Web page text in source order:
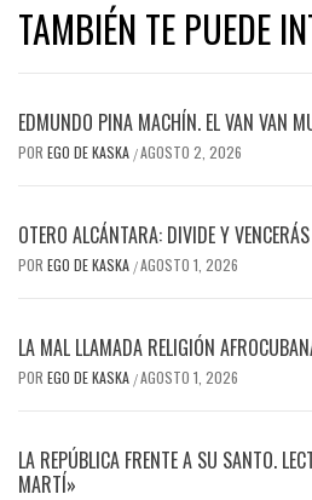
TAMBIÉN TE PUEDE
EDMUNDO PINA MACHÍN. EL VAN VAN
POR EGO DE KASKA /AGOSTO 2, 2026
OTERO ALCÁNTARA: DIVIDE Y VENCERÁS
POR EGO DE KASKA /AGOSTO 1, 2026
LA MAL LLAMADA RELIGIÓN
POR EGO DE KASKA /AGOSTO 1, 2026
LA REPÚBLICA FRENTE A SU SANTO.
MARTÍ»